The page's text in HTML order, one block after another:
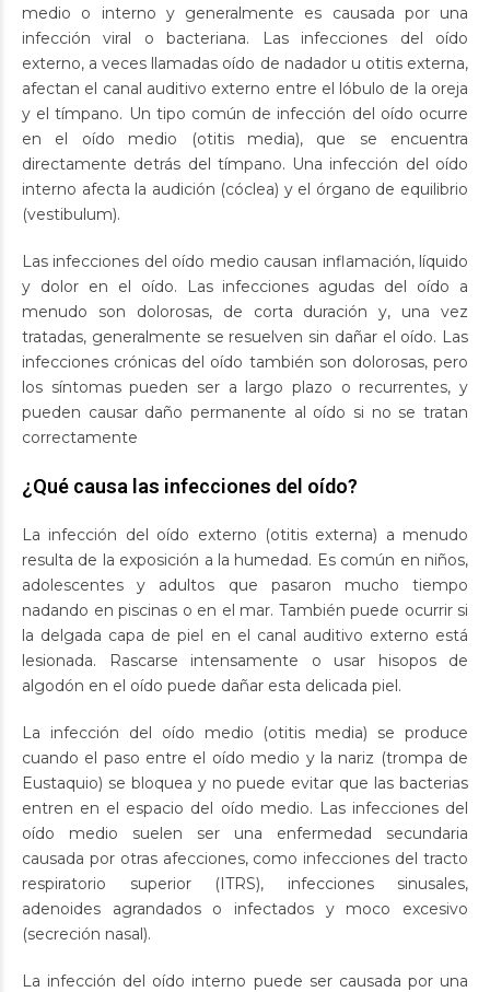
medio o interno y generalmente es causada por una
infección viral o bacteriana. Las infecciones del oído
externo, a veces llamadas oído de nadador u otitis externa,
afectan el canal auditivo externo entre el lóbulo de la oreja
y el tímpano. Un tipo común de infección del oído ocurre
en el oído medio (otitis media), que se encuentra
directamente detrás del tímpano. Una infección del oído
interno afecta la audición (cóclea) y el órgano de equilibrio
(vestibulum).
Las infecciones del oído medio causan inflamación, líquido
y dolor en el oído. Las infecciones agudas del oído a
menudo son dolorosas, de corta duración y, una vez
tratadas, generalmente se resuelven sin dañar el oído. Las
infecciones crónicas del oído también son dolorosas, pero
los síntomas pueden ser a largo plazo o recurrentes, y
pueden causar daño permanente al oído si no se tratan
correctamente
¿Qué causa las infecciones del oído?
La infección del oído externo (otitis externa) a menudo
resulta de la exposición a la humedad. Es común en niños,
adolescentes y adultos que pasaron mucho tiempo
nadando en piscinas o en el mar. También puede ocurrir si
la delgada capa de piel en el canal auditivo externo está
lesionada. Rascarse intensamente o usar hisopos de
algodón en el oído puede dañar esta delicada piel.
La infección del oído medio (otitis media) se produce
cuando el paso entre el oído medio y la nariz (trompa de
Eustaquio) se bloquea y no puede evitar que las bacterias
entren en el espacio del oído medio. Las infecciones del
oído medio suelen ser una enfermedad secundaria
causada por otras afecciones, como infecciones del tracto
respiratorio superior (ITRS), infecciones sinusales,
adenoides agrandados o infectados y moco excesivo
(secreción nasal).
La infección del oído interno puede ser causada por una